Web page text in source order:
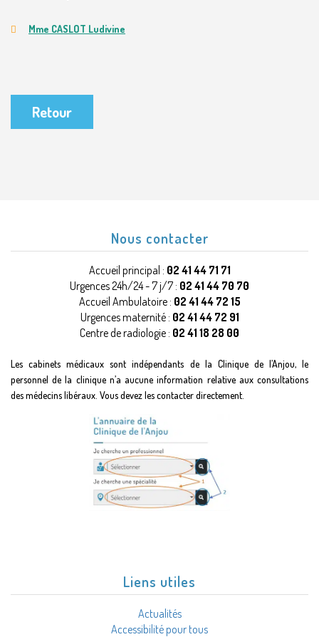
Mme CASLOT Ludivine
Retour
Nous contacter
Accueil principal : 02 41 44 71 71
Urgences 24h/24 - 7 j/7 : 02 41 44 70 70
Accueil Ambulatoire : 02 41 44 72 15
Urgences maternité : 02 41 44 72 91
Centre de radiologie : 02 41 18 28 00
Les cabinets médicaux sont indépendants de la Clinique de l’Anjou, le
personnel de la clinique n’a aucune information relative aux consultations
des médecins libéraux. Vous devez les contacter directement.
Liens utiles
Actualités
Accessibilité pour tous